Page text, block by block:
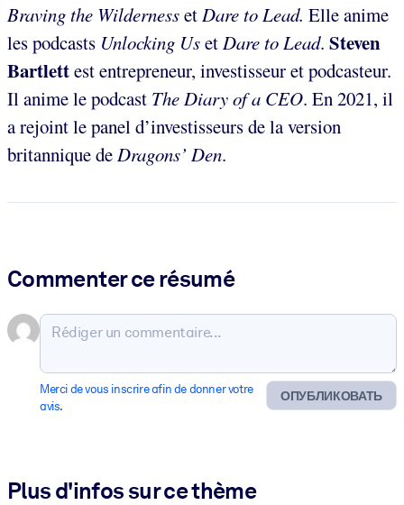
Braving the WildernessetDare to Lead. Elle anime
les podcasts Unlocking UsetDare to Lead. Steven
Bartlettest entrepreneur, investisseur et podcasteur.
Il anime le podcast The Diary of a CEO. En 2021, il
a rejoint le panel d’investisseurs de la version
britannique deDragons’ Den.
Commenter ce résumé
ОПУБЛИКОВАТЬ
Merci de vous inscrire afin de donner votre
avis.
Plus d'infos sur ce thème